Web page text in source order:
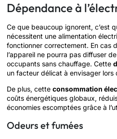
Dépendance à
Ce que beaucoup ignorent, c’est
nécessitent une alimentation
fonctionner correctement. En cas
l’appareil ne pourra pas diffuser
occupants sans chauffage. Cette
un facteur délicat à envisager lors
De plus, cette consommation
coûts énergétiques globaux,
économies escomptées grâce à
Odeurs et fumées